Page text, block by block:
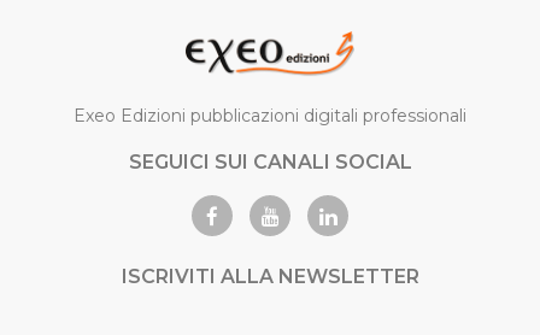
Exeo Edizioni pubblicazioni digitali professionali
SEGUICI SUI CANALI SOCIAL
ISCRIVITI ALLA NEWSLETTER